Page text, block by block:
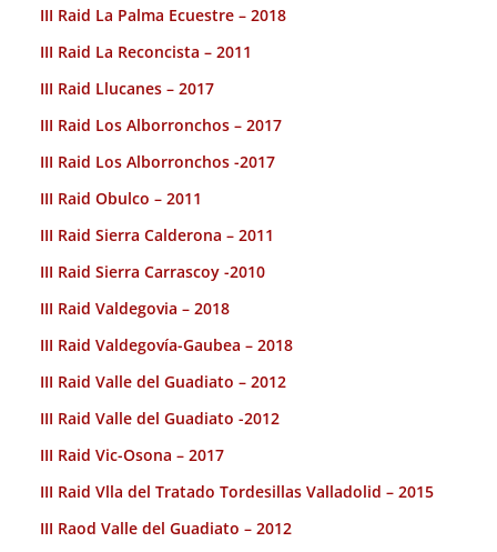
III Raid La Palma Ecuestre – 2018
III Raid La Reconcista – 2011
III Raid Llucanes – 2017
III Raid Los Alborronchos – 2017
III Raid Los Alborronchos -2017
III Raid Obulco – 2011
III Raid Sierra Calderona – 2011
III Raid Sierra Carrascoy -2010
III Raid Valdegovia – 2018
III Raid Valdegovía-Gaubea – 2018
III Raid Valle del Guadiato – 2012
III Raid Valle del Guadiato -2012
III Raid Vic-Osona – 2017
III Raid Vlla del Tratado Tordesillas Valladolid – 2015
III Raod Valle del Guadiato – 2012